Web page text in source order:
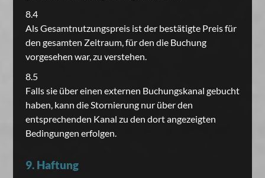
8.4
Als Gesamtnutzungspreis ist der bestätigte Preis für
den gesamten Zeitraum, für den die Buchung
vorgesehen war, zu verstehen.
8.5
Falls sie über einen externen Buchungskanal gebucht
haben, kann die Stornierung nur über den
entsprechenden Kanal zu den dort angezeigten
Bedingungen erfolgen.
9. Haftung